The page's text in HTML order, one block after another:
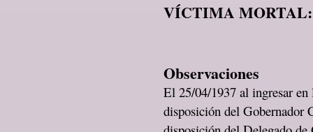
VÍCTIMA MORTAL:
Observaciones
El 25/04/1937 al ingresar
disposición del Gobernador